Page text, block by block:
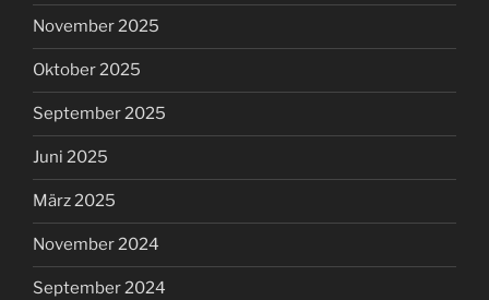
November 2025
Oktober 2025
September 2025
Juni 2025
März 2025
November 2024
September 2024